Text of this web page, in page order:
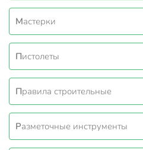
Мастерки
Пистолеты
Правила строительные
Разметочные инструменты